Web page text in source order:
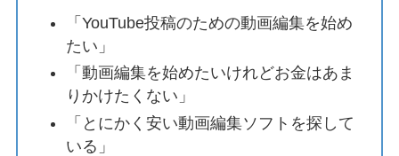
「YouTube投稿のための動画編集を始め
たい」
「動画編集を始めたいけれどお金はあま
りかけたくない」
「とにかく安い動画編集ソフトを探して
いる」